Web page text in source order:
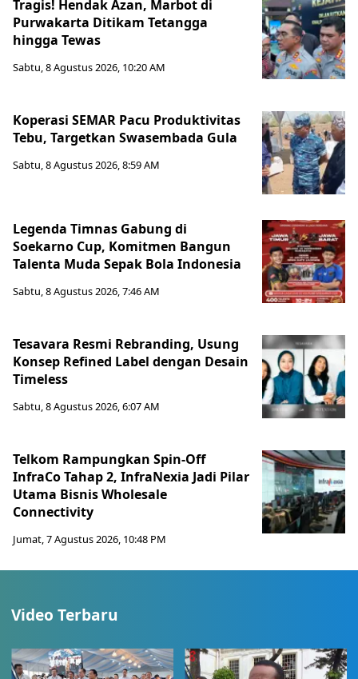
Tragis! Hendak Azan, Marbot di
Purwakarta Ditikam Tetangga
hingga Tewas
Sabtu, 8 Agustus 2026, 10:20 AM
Koperasi SEMAR Pacu Produktivitas
Tebu, Targetkan Swasembada Gula
Sabtu, 8 Agustus 2026, 8:59 AM
Legenda Timnas Gabung di
Soekarno Cup, Komitmen Bangun
Talenta Muda Sepak Bola Indonesia
Sabtu, 8 Agustus 2026, 7:46 AM
Tesavara Resmi Rebranding, Usung
Konsep Refined Label dengan Desain
Timeless
Sabtu, 8 Agustus 2026, 6:07 AM
Telkom Rampungkan Spin-Off
InfraCo Tahap 2, InfraNexia Jadi Pilar
Utama Bisnis Wholesale
Connectivity
Jumat, 7 Agustus 2026, 10:48 PM
Video Terbaru